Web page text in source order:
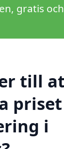
gratis
till
i